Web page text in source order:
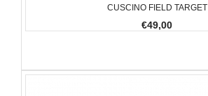
CUSCINO FIELD TARGET
€49,00